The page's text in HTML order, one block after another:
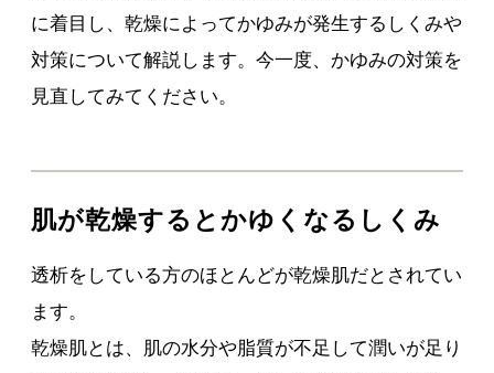
に着目し、乾燥によってかゆみが発生するしくみや
対策について解説します。今一度、かゆみの対策を
見直してみてください。
肌が乾燥するとかゆくなるしくみ
透析をしている方のほとんどが乾燥肌だとされてい
ます。
乾燥肌とは、肌の水分や脂質が不足して潤いが足り